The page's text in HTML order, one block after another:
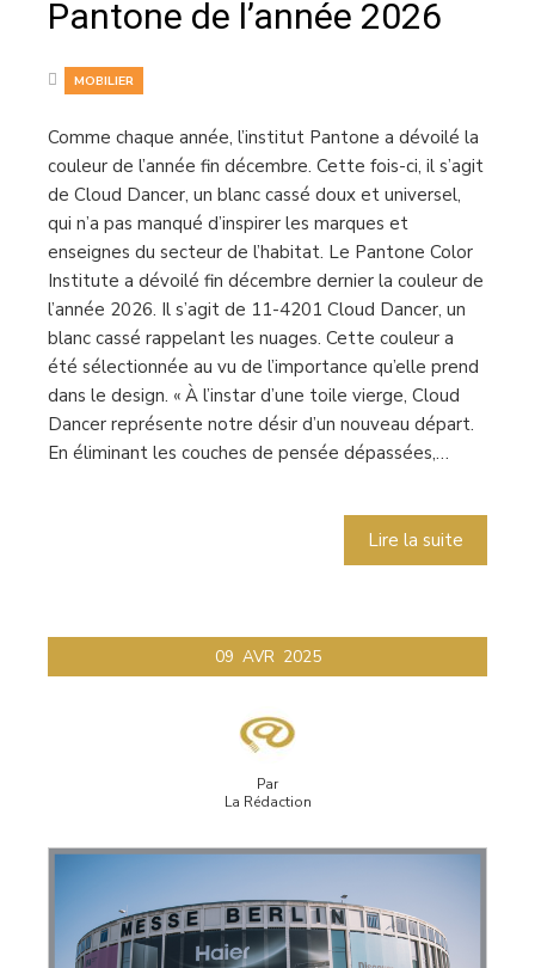
Pantone de l’année 2026
MOBILIER
Comme chaque année, l’institut Pantone a dévoilé la
couleur de l’année fin décembre. Cette fois-ci, il s’agit
de Cloud Dancer, un blanc cassé doux et universel,
qui n’a pas manqué d’inspirer les marques et
enseignes du secteur de l’habitat. Le Pantone Color
Institute a dévoilé fin décembre dernier la couleur de
l’année 2026. Il s’agit de 11-4201 Cloud Dancer, un
blanc cassé rappelant les nuages. Cette couleur a
été sélectionnée au vu de l’importance qu’elle prend
dans le design. « À l’instar d’une toile vierge, Cloud
Dancer représente notre désir d’un nouveau départ.
En éliminant les couches de pensée dépassées,…
Lire la suite
09 AVR 2025
Par
La Rédaction